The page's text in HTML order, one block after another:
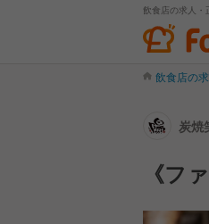
飲食店の求人・
飲食店の
炭焼
《フ